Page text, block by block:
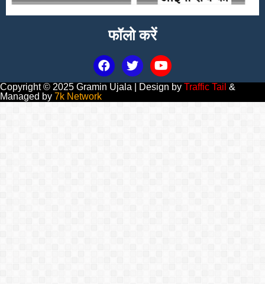
फॉलो करें
Copyright © 2025 Gramin Ujala | Design by Traffic Tail &
Managed by 7k Network